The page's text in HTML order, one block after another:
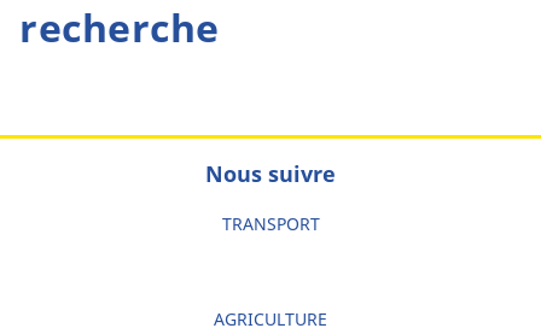
recherche
Nous suivre
TRANSPORT
AGRICULTURE